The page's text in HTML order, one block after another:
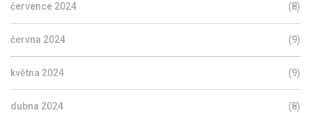
července 2024 (8)
června 2024 (9)
května 2024 (9)
dubna 2024 (8)